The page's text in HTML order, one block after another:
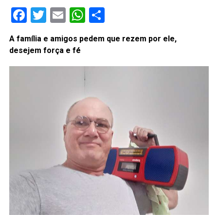
Facebook
Twitter
EmailWhatsApp
Share
A família e amigos pedem que rezem por ele,
desejem força e fé